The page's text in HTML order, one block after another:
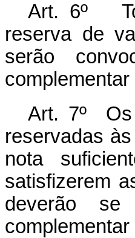
Art. 6º
reserva de
serão
Art. 7º Os
reservadas
nota
satisfizerem
deverão se